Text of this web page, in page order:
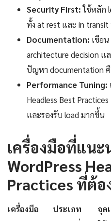
Security First:ใช้หลัก
ทั้ง at rest และ in
Documentation: เขีย
architecture decision แ
ปัญหา documentation
Performance Tuning:
Headless Best
และรองรับ load มากขึ้น
เครื่องมือที่แนะ
WordPress
Practices ที่ต้อ
เครื่องมือ ประเภท จุด